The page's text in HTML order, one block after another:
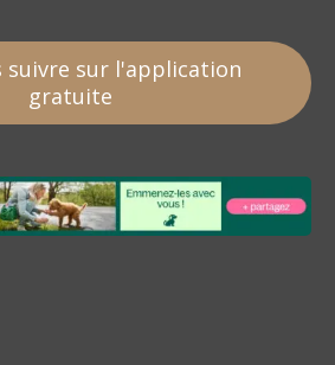
suivre sur l'application
gratuite